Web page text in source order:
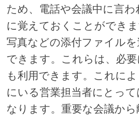
ため、電話や会議中に言
に覚えておくことができ
写真などの添付ファイル
できます。これらは、必
も利用できます。これに
にいる営業担当者にとっ
なります。重要な会議か